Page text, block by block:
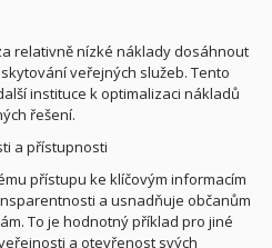
relativně nízké náklady dosáhnout
veřejných služeb. Tento
instituce k optimalizaci nákladů
řešení.
a přístupnosti
přístupu ke klíčovým informacím
a usnadňuje občanům
To je hodnotný příklad pro jiné
a otevřenost svých